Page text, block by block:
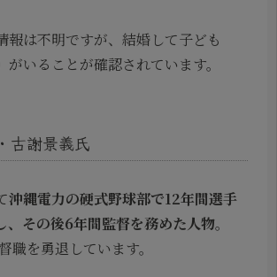
報は不明ですが、結婚して子ども
がいることが確認されています。
古謝景義氏
沖縄電力の硬式野球部で12年間選手
、その後6年間監督を務めた人物。
職を勇退しています。